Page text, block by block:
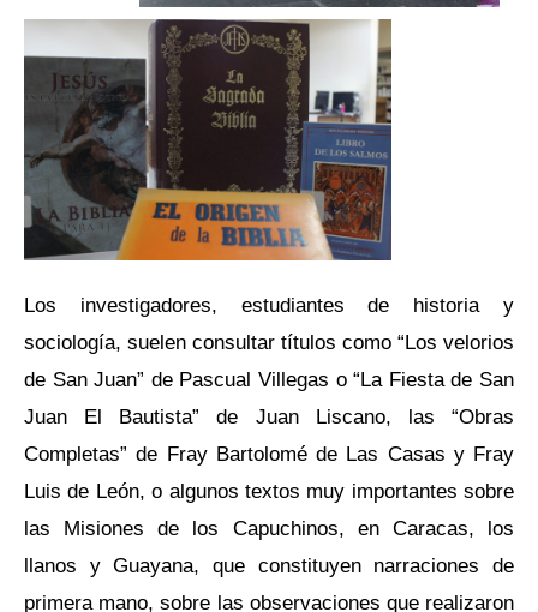
Los investigadores, estudiantes de historia y
sociología, suelen consultar títulos como “Los velorios
de San Juan” de Pascual Villegas o “La Fiesta de San
Juan El Bautista” de Juan Liscano, las “Obras
Completas” de Fray Bartolomé de Las Casas y Fray
Luis de León, o algunos textos muy importantes sobre
las Misiones de los Capuchinos, en Caracas, los
llanos y Guayana, que constituyen narraciones de
primera mano, sobre las observaciones que realizaron